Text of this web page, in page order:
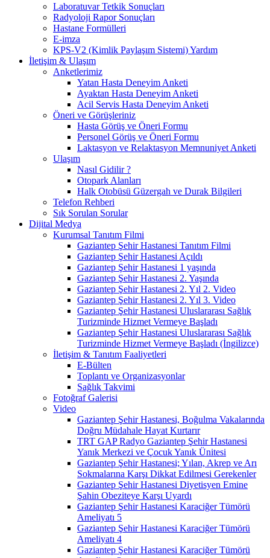
Laboratuvar Tetkik Sonuçları
Radyoloji Rapor Sonuçları
Hastane Formülleri
E-imza
KPS-V2 (Kimlik Paylaşım Sistemi) Yardım
İletişim & Ulaşım
Anketlerimiz
Yatan Hasta Deneyim Anketi
Ayaktan Hasta Deneyim Anketi
Acil Servis Hasta Deneyim Anketi
Öneri ve Görüşleriniz
Hasta Görüş ve Öneri Formu
Personel Görüş ve Öneri Formu
Laktasyon ve Relaktasyon Memnuniyet Anketi
Ulaşım
Nasıl Gidilir ?
Otopark Alanları
Halk Otobüsü Güzergah ve Durak Bilgileri
Telefon Rehberi
Sık Sorulan Sorular
Dijital Medya
Kurumsal Tanıtım Filmi
Gaziantep Şehir Hastanesi Tanıtım Filmi
Gaziantep Şehir Hastanesi Açıldı
Gaziantep Şehir Hastanesi 1 yaşında
Gaziantep Şehir Hastanesi 2. Yaşında
Gaziantep Şehir Hastanesi 2. Yıl 2. Video
Gaziantep Şehir Hastanesi 2. Yıl 3. Video
Gaziantep Şehir Hastanesi Uluslararası Sağlık
Turizminde Hizmet Vermeye Başladı
Gaziantep Şehir Hastanesi Uluslararası Sağlık
Turizminde Hizmet Vermeye Başladı (İngilizce)
İletişim & Tanıtım Faaliyetleri
E-Bülten
Toplantı ve Organizasyonlar
Sağlık Takvimi
Fotoğraf Galerisi
Video
Gaziantep Şehir Hastanesi, Boğulma Vakalarında
Doğru Müdahale Hayat Kurtarır
TRT GAP Radyo Gaziantep Şehir Hastanesi
Yanık Merkezi ve Çocuk Yanık Ünitesi
Gaziantep Şehir Hastanesi; Yılan, Akrep ve Arı
Sokmalarına Karşı Dikkat Edilmesi Gerekenler
Gaziantep Şehir Hastanesi Diyetisyen Emine
Şahin Obeziteye Karşı Uyardı
Gaziantep Şehir Hastanesi Karaciğer Tümörü
Ameliyatı 5
Gaziantep Şehir Hastanesi Karaciğer Tümörü
Ameliyatı 4
Gaziantep Şehir Hastanesi Karaciğer Tümörü